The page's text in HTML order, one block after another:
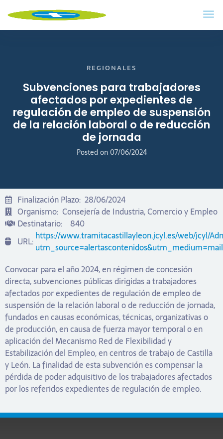
REGIONALES
Subvenciones para trabajadores
afectados por expedientes de
regulación de empleo de suspensión
de la relación laboral o de reducción
de jornada
Posted on07/06/2024
Finalización Plazo: 28/06/2024
Organismo: Consejería de Industria, Comercio y Empleo
Destinatario: 840
URL:https://www.tramitacastillayleon.jcyl.es/web/jcyl/
Convocar para el año 2024, en régimen de concesión
directa, subvenciones públicas dirigidas a trabajadores
afectados por expedientes de regulación de empleo de
suspensión de la relación laboral o de reducción de jornada,
fundados en causas económicas, técnicas, organizativas o
de producción, en causa de fuerza mayor temporal o en
aplicación del Mecanismo Red de Flexibilidad y
Estabilización del Empleo, en centros de trabajo de Castilla
y León. La finalidad de esta subvención es compensar la
pérdida de poder adquisitivo de los trabajadores afectados
por los referidos expedientes de regulación de empleo.